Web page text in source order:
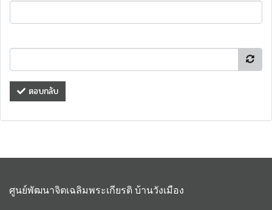
ตอบกลับ
ศูนย์พัฒนาจิตเฉลิมพระเกียรติ บ้านวังเมือง